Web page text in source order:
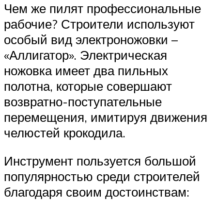
Чем же пилят профессиональные
рабочие? Строители используют
особый вид электроножовки –
«Аллигатор». Электрическая
ножовка имеет два пильных
полотна, которые совершают
возвратно-поступательные
перемещения, имитируя движения
челюстей крокодила.
Инструмент пользуется большой
популярностью среди строителей
благодаря своим достоинствам: